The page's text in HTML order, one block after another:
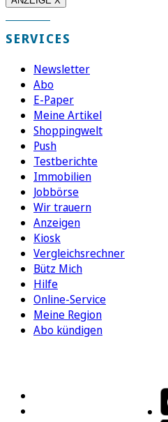
SERVICES
Newsletter
Abo
E-Paper
Meine Artikel
Shoppingwelt
Push
Testberichte
Immobilien
Jobbörse
Wir trauern
Anzeigen
Kiosk
Vergleichsrechner
Bütz Mich
Hilfe
Online-Service
Meine Region
Abo kündigen